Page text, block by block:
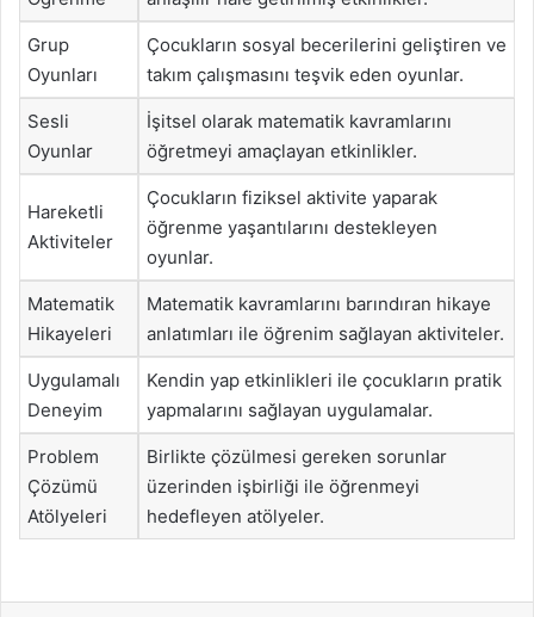
Grup
Oyunları
Çocukların sosyal becerilerini geliştiren ve
takım çalışmasını teşvik eden oyunlar.
Sesli
Oyunlar
İşitsel olarak matematik kavramlarını
öğretmeyi amaçlayan etkinlikler.
Hareketli
Aktiviteler
Çocukların fiziksel aktivite yaparak
öğrenme yaşantılarını destekleyen
oyunlar.
Matematik
Hikayeleri
Matematik kavramlarını barındıran hikaye
anlatımları ile öğrenim sağlayan aktiviteler.
Uygulamalı
Deneyim
Kendin yap etkinlikleri ile çocukların pratik
yapmalarını sağlayan uygulamalar.
Problem
Çözümü
Atölyeleri
Birlikte çözülmesi gereken sorunlar
üzerinden işbirliği ile öğrenmeyi
hedefleyen atölyeler.